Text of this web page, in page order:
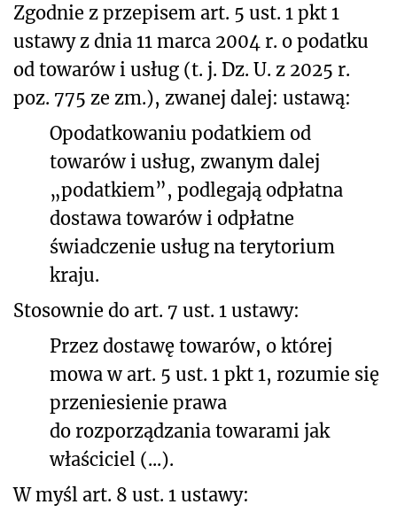
Zgodnie z przepisem art. 5 ust. 1 pkt 1
ustawy z dnia 11 marca 2004 r. o podatku
od towarów i usług (t. j. Dz. U. z 2025 r.
poz. 775 ze zm.), zwanej dalej: ustawą:
Opodatkowaniu podatkiem od
towarów i usług, zwanym dalej
„podatkiem”, podlegają odpłatna
dostawa towarów i odpłatne
świadczenie usług na terytorium
kraju.
Stosownie do art. 7 ust. 1 ustawy:
Przez dostawę towarów, o której
mowa w art. 5 ust. 1 pkt 1, rozumie się
przeniesienie prawa
do rozporządzania towarami jak
właściciel (...).
W myśl art. 8 ust. 1 ustawy: